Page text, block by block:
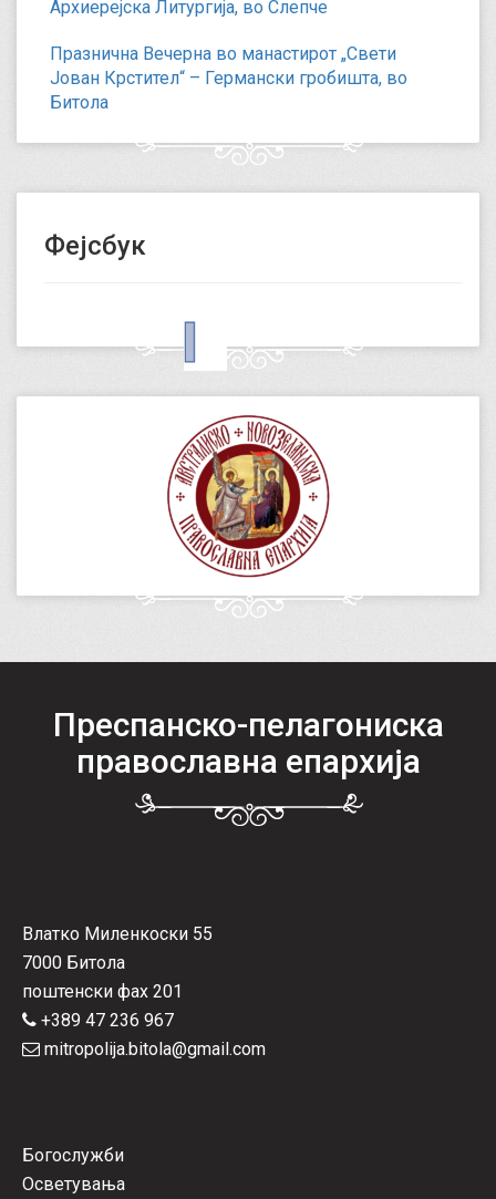
Архиерејска Литургија, во Слепче
Празнична Вечерна во манастирот „Свети
Јован Крстител“ – Германски гробишта, во
Битола
Фејсбук
Преспанско-пелагониска
православна епархија
Влатко Миленкоски 55
7000 Битола
поштенски фах 201
+389 47 236 967
mitropolija.bitola@gmail.com
Богослужби
Осветувања